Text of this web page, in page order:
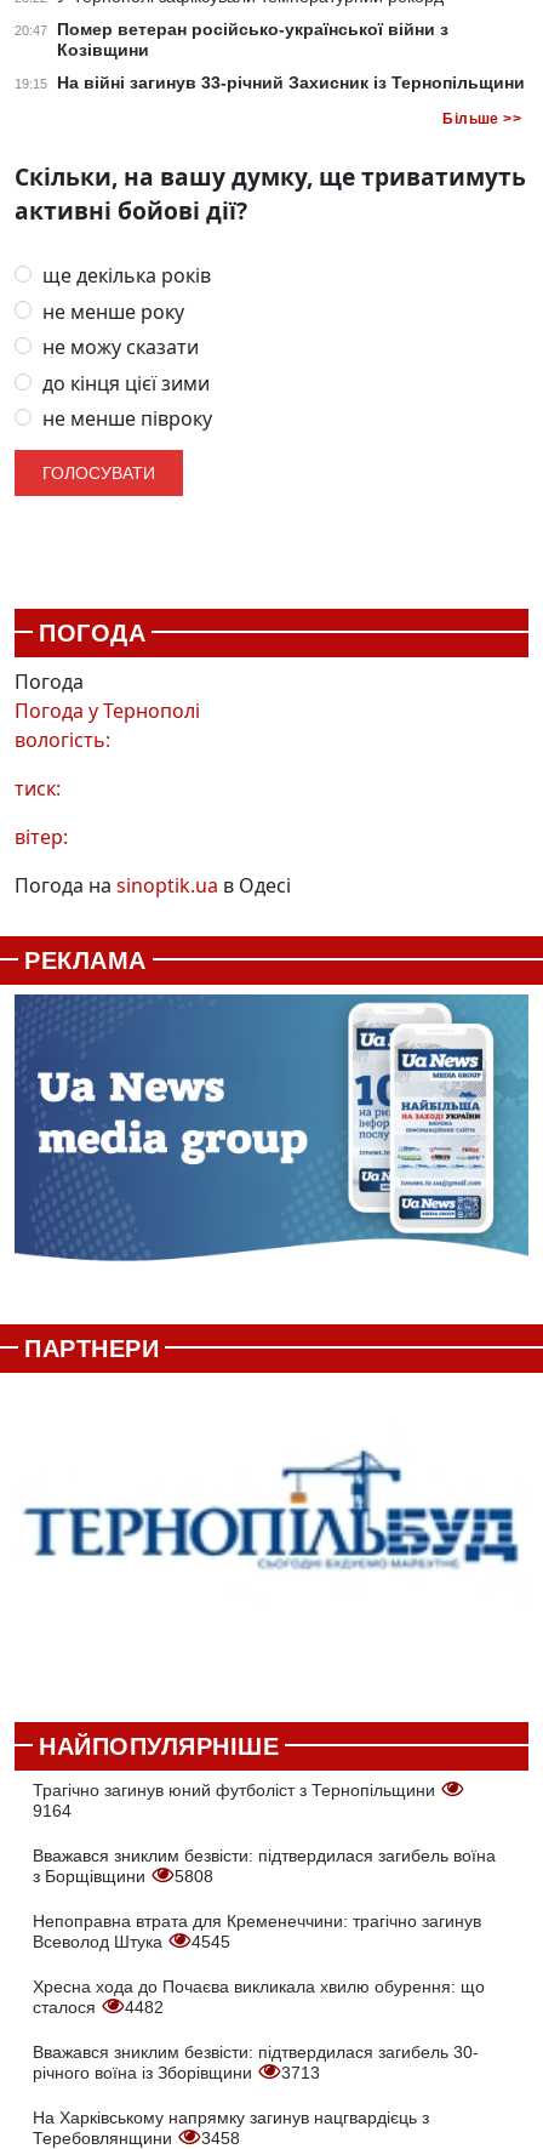
20:47
Помер ветеран російсько-української війни з
Козівщини
19:15 На війні загинув 33-річний Захисник із Тернопільщини
Більше >>
Скільки, на вашу думку, ще триватимуть
активні бойові дії?
ще декілька років
не менше року
не можу сказати
до кінця цієї зими
не менше півроку
ПОГОДА
Погода
Погода уТернополі
вологість:
тиск:
вітер:
Погода на sinoptik.ua в Одесі
РЕКЛАМА
ПАРТНЕРИ
НАЙПОПУЛЯРНІШЕ
Трагічно загинув юний футболіст з Тернопільщини
9164
Вважався зниклим безвісти: підтвердилася загибель воїна
з Борщівщини
5808
Непоправна втрата для Кременеччини: трагічно загинув
Всеволод Штука
4545
Хресна хода до Почаєва викликала хвилю обурення: що
сталося
4482
Вважався зниклим безвісти: підтвердилася загибель 30-
річного воїна із Зборівщини
3713
На Харківському напрямку загинув нацгвардієць з
Теребовлянщини
3458